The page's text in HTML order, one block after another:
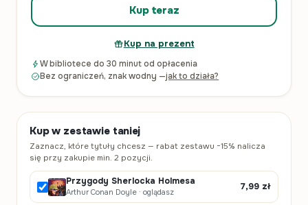
Kup teraz
Kup na prezent
W bibliotece do 30 minut od opłacenia
Bez ograniczeń, znak wodny —jak to działa?
Kup w zestawie taniej
Zaznacz, które tytuły chcesz — rabat zestawu −15% nalicza
się przy zakupie min. 2 pozycji.
Przygody Sherlocka Holmesa
Arthur Conan Doyle · oglądasz 7,99 zł